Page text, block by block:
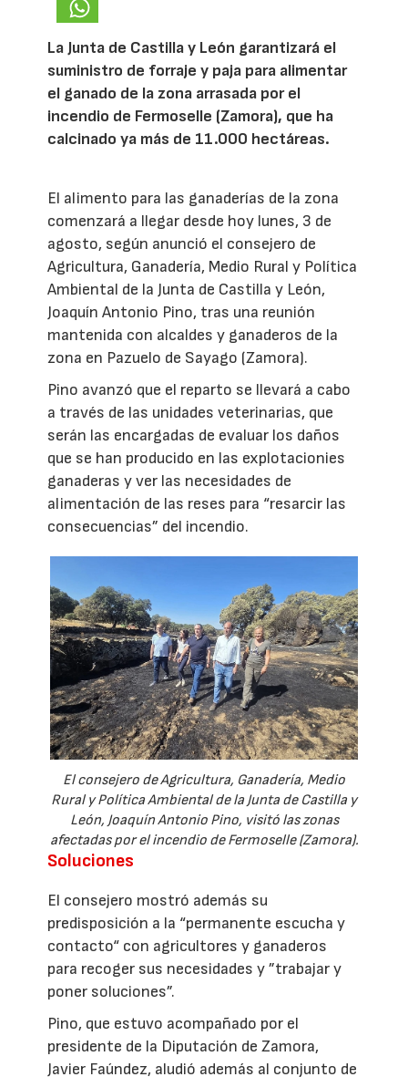
La Junta de Castilla y León garantizará el
suministro de forraje y paja para alimentar
el ganado de la zona arrasada por el
incendio de Fermoselle (Zamora), que ha
calcinado ya más de 11.000 hectáreas.
El alimento para las ganaderías de la zona
comenzará a llegar desde hoy lunes, 3 de
agosto, según anunció el consejero de
Agricultura, Ganadería, Medio Rural y Política
Ambiental de la Junta de Castilla y León,
Joaquín Antonio Pino, tras una reunión
mantenida con alcaldes y ganaderos de la
zona en Pazuelo de Sayago (Zamora).
Pino avanzó que el reparto se llevará a cabo
a través de las unidades veterinarias, que
serán las encargadas de evaluar los daños
que se han producido en las explotacionies
ganaderas y ver las necesidades de
alimentación de las reses para “resarcir las
consecuencias” del incendio.
El consejero de Agricultura, Ganadería, Medio
Rural y Política Ambiental de la Junta de Castilla y
León, Joaquín Antonio Pino, visitó las zonas
afectadas por el incendio de Fermoselle (Zamora).
Soluciones
El consejero mostró además su
predisposición a la “permanente escucha y
contacto“ con agricultores y ganaderos
para recoger sus necesidades y ”trabajar y
poner soluciones”.
Pino, que estuvo acompañado por el
presidente de la Diputación de Zamora,
Javier Faúndez, aludió además al conjunto de